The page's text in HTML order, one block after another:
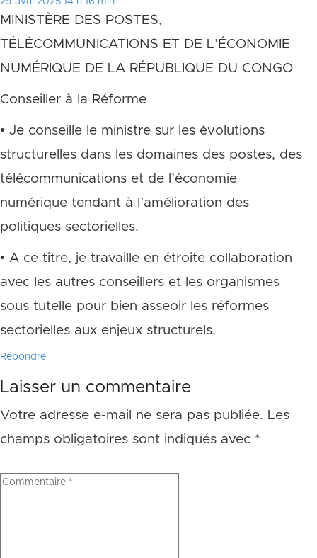
MINISTÈRE DES POSTES,
TÉLÉCOMMUNICATIONS ET DE L’ÉCONOMIE
NUMÉRIQUE DE LA RÉPUBLIQUE DU CONGO
Conseiller à la Réforme
• Je conseille le ministre sur les évolutions
structurelles dans les domaines des postes, des
télécommunications et de l’économie
numérique tendant à l’amélioration des
politiques sectorielles.
• A ce titre, je travaille en étroite collaboration
avec les autres conseillers et les organismes
sous tutelle pour bien asseoir les réformes
sectorielles aux enjeux structurels.
Répondre
Laisser un commentaire
Votre adresse e-mail ne sera pas publiée. Les
champs obligatoires sont indiqués avec *